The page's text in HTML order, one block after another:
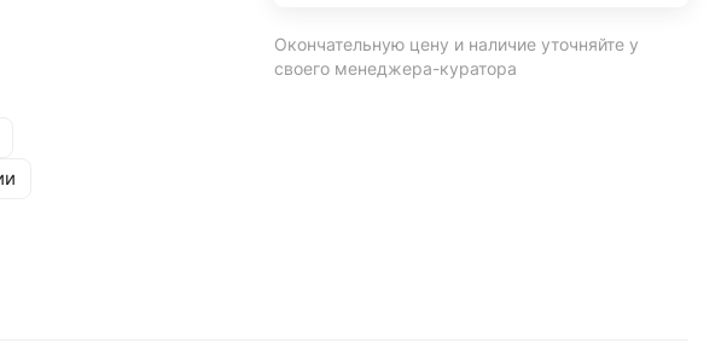
Окончательную цену и наличие уточняйте у
своего менеджера-куратора